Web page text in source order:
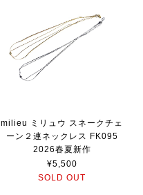
milieu ミリュウ スネークチェ
ーン２連ネックレス FK095
2026春夏新作
¥5,500
SOLD OUT